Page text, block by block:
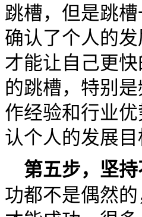
跳槽，但是跳
确认了个人的
才能让自己更
的跳槽，特别
作经验和行业
认个人的发展目
第五步，坚持
功都不是偶然